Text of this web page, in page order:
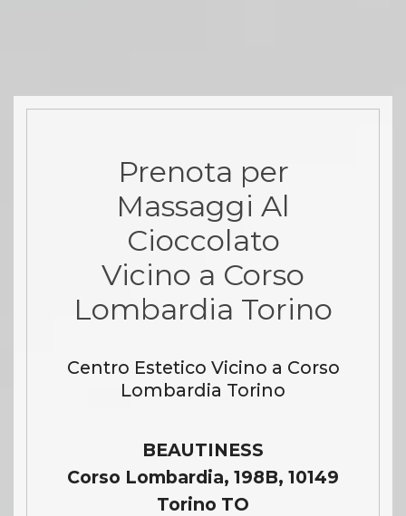
Prenota per
Massaggi Al
Cioccolato
Vicino a Corso
Lombardia Torino
Centro Estetico Vicino a Corso
Lombardia Torino
BEAUTINESS
Corso Lombardia, 198B, 10149
Torino TO